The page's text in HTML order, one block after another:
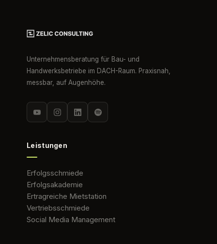
Unternehmensberatung für Bau- und
Handwerksbetriebe im DACH-Raum. Praxisnah,
messbar, auf Augenhöhe.
Leistungen
Erfolgsschmiede
Erfolgsakademie
Ertragreiche Mietstation
Vertriebsschmiede
Social Media Management